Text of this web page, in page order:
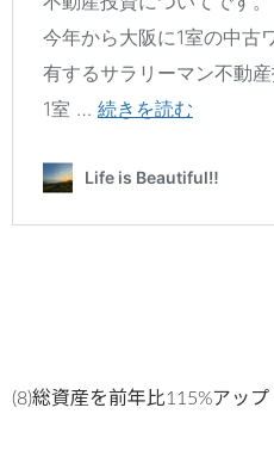
(8)総資産を前年比115%アップ